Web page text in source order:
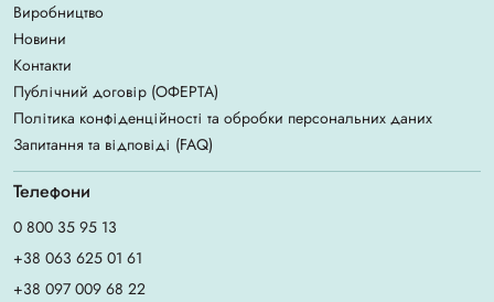
Виробництво
Новини
Контакти
Публічний договір (ОФЕРТА)
Політика конфіденційності та обробки персональних даних
Запитання та відповіді (FAQ)
Телефони
0 800 35 95 13
+38 063 625 01 61
+38 097 009 68 22